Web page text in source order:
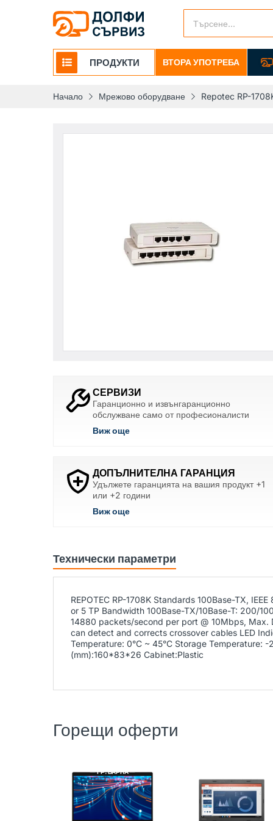
ПРОДУКТИ ВТОРА УПОТРЕБА
Начало Мрежово оборудване Repotec RP-
СЕРВИЗИ
Гаранционно и извънгаранционно
обслужване само от професионалисти
Виж още
ДОПЪЛНИТЕЛНА ГАРАНЦИЯ
Удължете гаранцията на вашия продукт +1
или +2 години
Виж още
Технически параметри
REPOTEC RP-1708K Standards 100Base-TX,
or 5 TP Bandwidth 100Base-TX/10Base-T: 200/
14880 packets/second per port @ 10Mbps,
can detect and corrects crossover cables LED
Temperature: 0°C ~ 45°C Storage Temperature:
(mm):160*83*26 Cabinet:Plastic
Горещи оферти
ГР. ВАРНА